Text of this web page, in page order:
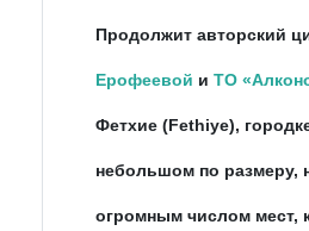
Продолжит авторский
Ерофеевой и ТО
Фетхие (Fethiye),
небольшом по размеру,
огромным числом мест,